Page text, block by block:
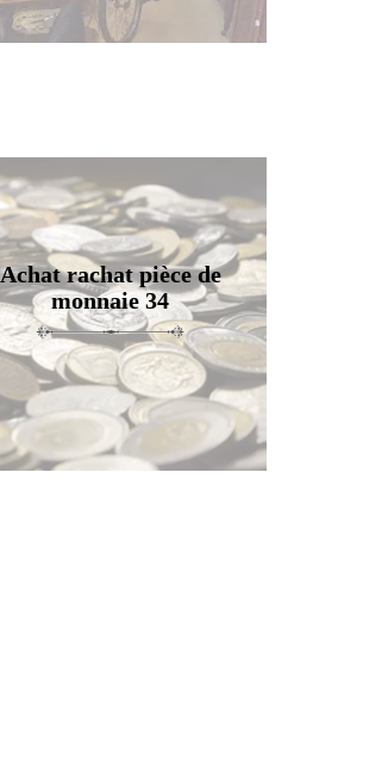
Achat rachat pièce de
monnaie 34